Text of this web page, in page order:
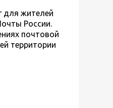
для жителей
России.
почтовой
территории